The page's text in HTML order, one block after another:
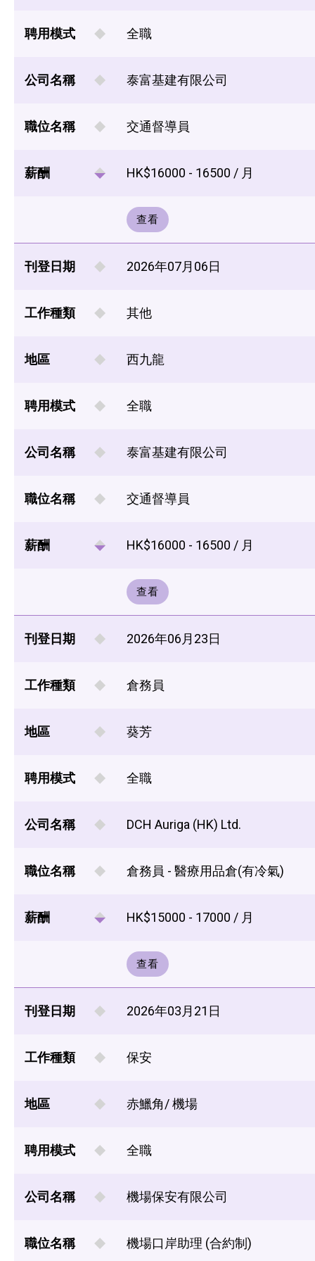
聘用模式 全職
公司名稱 泰富基建有限公司
職位名稱 交通督導員
薪酬 HK$16000 - 16500 / 月
查看
刊登日期 2026年07月06日
工作種類 其他
地區 西九龍
聘用模式 全職
公司名稱 泰富基建有限公司
職位名稱 交通督導員
薪酬 HK$16000 - 16500 / 月
查看
刊登日期 2026年06月23日
工作種類 倉務員
地區 葵芳
聘用模式 全職
公司名稱 DCH Auriga (HK) Ltd.
職位名稱 倉務員 - 醫療用品倉(有冷氣)
薪酬 HK$15000 - 17000 / 月
查看
刊登日期 2026年03月21日
工作種類 保安
地區 赤鱲角/ 機場
聘用模式 全職
公司名稱 機場保安有限公司
職位名稱 機場口岸助理 (合約制)